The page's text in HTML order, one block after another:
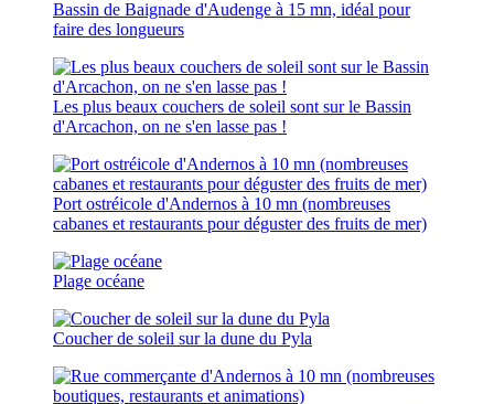
Bassin de Baignade d'Audenge à 15 mn, idéal pour
faire des longueurs
Les plus beaux couchers de soleil sont sur le Bassin
d'Arcachon, on ne s'en lasse pas !
Port ostréicole d'Andernos à 10 mn (nombreuses
cabanes et restaurants pour déguster des fruits de mer)
Plage océane
Coucher de soleil sur la dune du Pyla